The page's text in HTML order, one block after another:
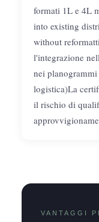
formati 1L e 4L
into existing
without
l'integrazione
nei
logistica)La
il rischio di
VANTAGGI